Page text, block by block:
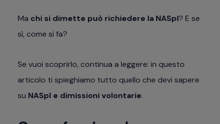
Ma chi si dimette può richiedere la NASpI? E se
sì, come si fa?
Se vuoi scoprirlo, continua a leggere: in questo
articolo ti spieghiamo tutto quello che devi sapere
su NASpI e dimissioni volontarie.